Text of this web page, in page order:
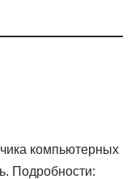
компьютерных
Подробности: